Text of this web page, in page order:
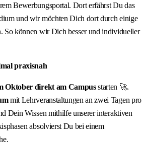
Bewerbungsportal. Dort erfährst Du das
und wir möchten Dich dort durch einige
So können wir Dich besser und individueller
praxisnah
Oktober direkt am Campusstarten 🚀.
mit Lehrveranstaltungen an zwei Tagen pro
Dein Wissen mithilfe unserer interaktiven
absolvierst Du bei einem